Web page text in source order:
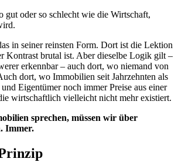
gut oder so schlecht wie die Wirtschaft,
in seiner reinsten Form. Dort ist die Lektion
Kontrast brutal ist. Aber dieselbe Logik gilt –
erkennbar – auch dort, wo niemand von
dort, wo Immobilien seit Jahrzehnten als
Eigentümer noch immer Preise aus einer
wirtschaftlich vielleicht nicht mehr existiert.
sprechen, müssen wir über
Immer.